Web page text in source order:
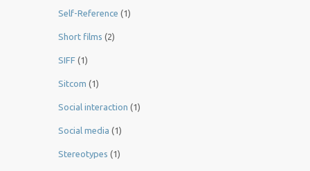
Self-Reference (1)
Short films (2)
SIFF (1)
Sitcom (1)
Social interaction (1)
Social media (1)
Stereotypes (1)